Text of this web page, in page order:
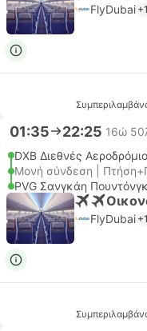
FlyDubai +1
01:35 22:25 16ώ
DXB Διεθνές
Μονή σύνδεση |
PVG Σανγκάη
FlyDubai +1